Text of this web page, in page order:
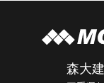
森大